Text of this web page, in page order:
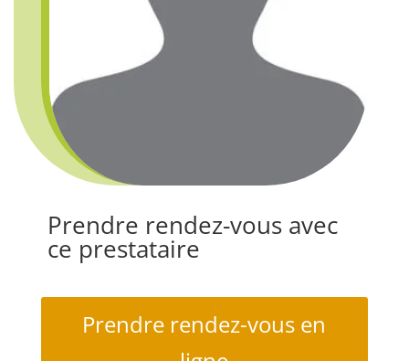
Prendre rendez-vous avec
ce prestataire
Prendre rendez-vous en